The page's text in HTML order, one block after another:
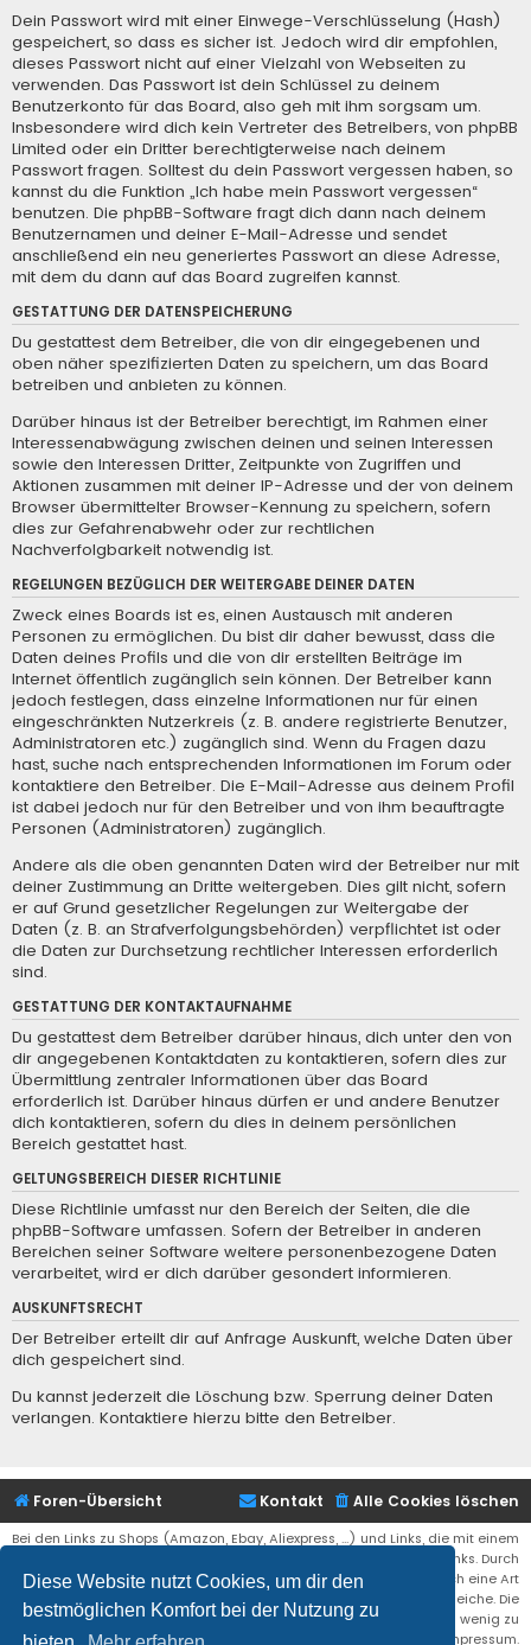
Diese Website nutzt Cookies, um dir den
bestmöglichen Komfort bei der Nutzung zu
Dein Passwort wird mit einer Einwege-Verschlüsselung (Hash)
gespeichert, so dass es sicher ist. Jedoch wird dir empfohlen,
dieses Passwort nicht auf einer Vielzahl von Webseiten zu
verwenden. Das Passwort ist dein Schlüssel zu deinem
Benutzerkonto für das Board, also geh mit ihm sorgsam um.
Insbesondere wird dich kein Vertreter des Betreibers, von phpBB
Limited oder ein Dritter berechtigterweise nach deinem
Passwort fragen. Solltest du dein Passwort vergessen haben, so
kannst du die Funktion „Ich habe mein Passwort vergessen“
benutzen. Die phpBB-Software fragt dich dann nach deinem
Benutzernamen und deiner E-Mail-Adresse und sendet
anschließend ein neu generiertes Passwort an diese Adresse,
mit dem du dann auf das Board zugreifen kannst.
GESTATTUNG DER DATENSPEICHERUNG
Du gestattest dem Betreiber, die von dir eingegebenen und
oben näher spezifizierten Daten zu speichern, um das Board
betreiben und anbieten zu können.
Darüber hinaus ist der Betreiber berechtigt, im Rahmen einer
Interessenabwägung zwischen deinen und seinen Interessen
sowie den Interessen Dritter, Zeitpunkte von Zugriffen und
Aktionen zusammen mit deiner IP-Adresse und der von deinem
Browser übermittelter Browser-Kennung zu speichern, sofern
dies zur Gefahrenabwehr oder zur rechtlichen
Nachverfolgbarkeit notwendig ist.
REGELUNGEN BEZÜGLICH DER WEITERGABE DEINER DATEN
Zweck eines Boards ist es, einen Austausch mit anderen
Personen zu ermöglichen. Du bist dir daher bewusst, dass die
Daten deines Profils und die von dir erstellten Beiträge im
Internet öffentlich zugänglich sein können. Der Betreiber kann
jedoch festlegen, dass einzelne Informationen nur für einen
eingeschränkten Nutzerkreis (z. B. andere registrierte Benutzer,
Administratoren etc.) zugänglich sind. Wenn du Fragen dazu
hast, suche nach entsprechenden Informationen im Forum oder
kontaktiere den Betreiber. Die E-Mail-Adresse aus deinem Profil
ist dabei jedoch nur für den Betreiber und von ihm beauftragte
Personen (Administratoren) zugänglich.
Andere als die oben genannten Daten wird der Betreiber nur mit
deiner Zustimmung an Dritte weitergeben. Dies gilt nicht, sofern
er auf Grund gesetzlicher Regelungen zur Weitergabe der
Daten (z. B. an Strafverfolgungsbehörden) verpflichtet ist oder
die Daten zur Durchsetzung rechtlicher Interessen erforderlich
sind.
GESTATTUNG DER KONTAKTAUFNAHME
Du gestattest dem Betreiber darüber hinaus, dich unter den von
dir angegebenen Kontaktdaten zu kontaktieren, sofern dies zur
Übermittlung zentraler Informationen über das Board
erforderlich ist. Darüber hinaus dürfen er und andere Benutzer
dich kontaktieren, sofern du dies in deinem persönlichen
Bereich gestattet hast.
GELTUNGSBEREICH DIESER RICHTLINIE
Diese Richtlinie umfasst nur den Bereich der Seiten, die die
phpBB-Software umfassen. Sofern der Betreiber in anderen
Bereichen seiner Software weitere personenbezogene Daten
verarbeitet, wird er dich darüber gesondert informieren.
AUSKUNFTSRECHT
Der Betreiber erteilt dir auf Anfrage Auskunft, welche Daten über
dich gespeichert sind.
Du kannst jederzeit die Löschung bzw. Sperrung deiner Daten
verlangen. Kontaktiere hierzu bitte den Betreiber.
Foren-Übersicht Alle Cookies löschen
Kontakt
Bei den Links zu Shops (Amazon, Ebay, Aliexpress, ...) und Links, die mit einem
Stern (*) markiert sind, kann es sich um sogenannte Affiliate Links. Durch
den Kauf eines Produktes über einen Affiliate Link erhälte ich eine Art
Umsatzbeteiligung gutgeschrieben. Für euch bleibt der Preis der gleiche. Die
Einnahmen helfen die Hostgebühren für diese Webseite ein wenig zu
reduzieren. Siehe auch das Impressum.